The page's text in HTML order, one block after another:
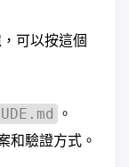
可以按這個
。
和驗證方式。